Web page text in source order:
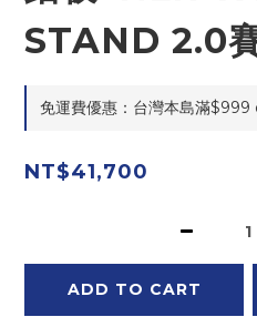
STAND 2.0
免運費優惠：台灣本島滿
NT$41,700
ADD TO CART